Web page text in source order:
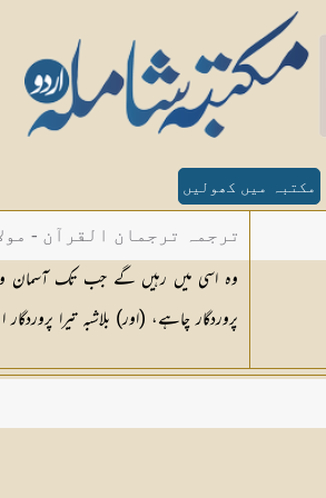
مکتبہ میں کھولیں
ترجمہ ترجمان القرآن -
وہ اسی میں رہیں گے جب تک آسمان و
پروردگار چاہے، (اور) بلاشبہ تیرا